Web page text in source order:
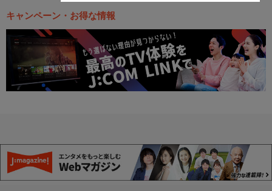
キャンペーン・お得な情報